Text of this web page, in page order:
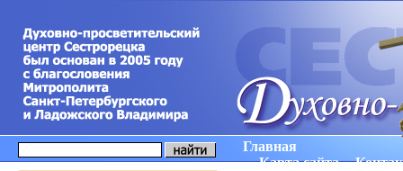
Главная
Карта сайта